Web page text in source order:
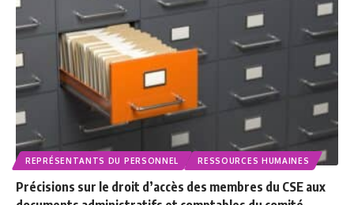
REPRÉSENTANTS DU PERSONNEL RESSOURCES HUMAINES
Précisions sur le droit d’accès des membres du CSE aux